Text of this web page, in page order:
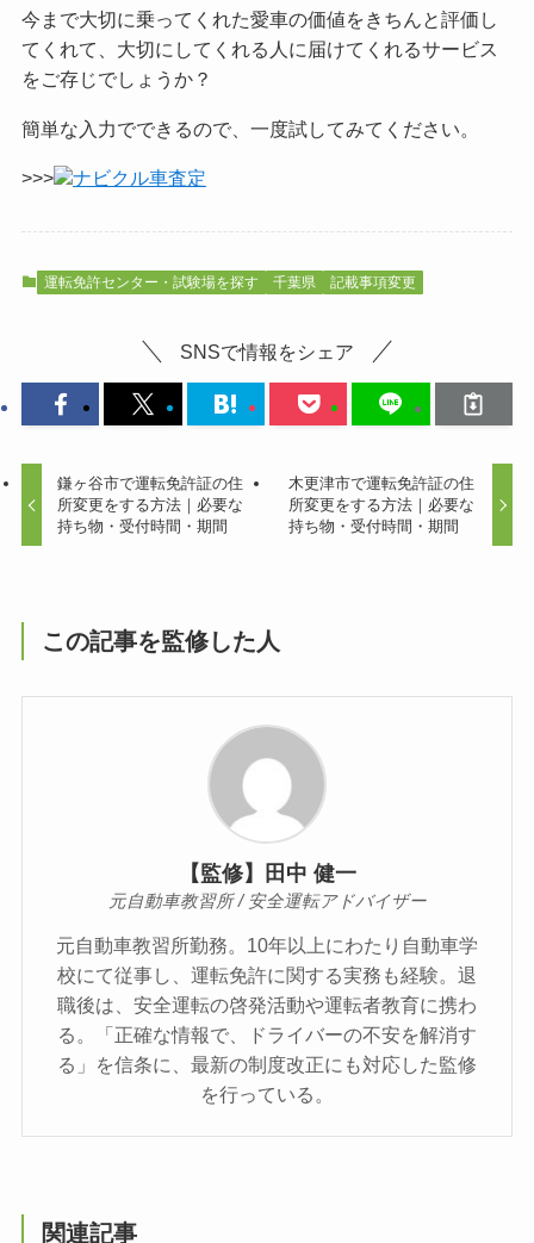
今まで大切に乗ってくれた愛車の価値をきちんと評価し
てくれて、大切にしてくれる人に届けてくれるサービス
をご存じでしょうか？
簡単な入力でできるので、一度試してみてください。
>>> ナビクル車査定
運転免許センター・試験場を探す 千葉県 記載事項変更
SNSで情報をシェア
鎌ヶ谷市で運転免許証の住
所変更をする方法｜必要な
持ち物・受付時間・期間
木更津市で運転免許証の住
所変更をする方法｜必要な
持ち物・受付時間・期間
この記事を監修した人
【監修】田中 健一
元自動車教習所 / 安全運転アドバイザー
元自動車教習所勤務。10年以上にわたり自動車学
校にて従事し、運転免許に関する実務も経験。退
職後は、安全運転の啓発活動や運転者教育に携わ
る。「正確な情報で、ドライバーの不安を解消す
る」を信条に、最新の制度改正にも対応した監修
を行っている。
関連記事